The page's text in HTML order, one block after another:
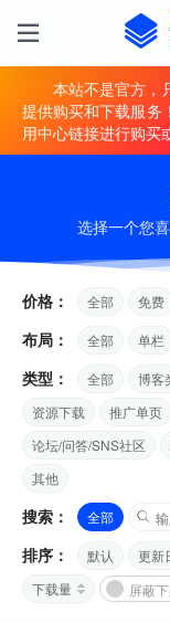
本站不是官方，
提供购买和下载服务
用中心链接进行购买
选择一个您
价格： 全部 免费
布局： 全部 单栏
类型： 全部 博客
资源下载
推广单页
论坛/问答/SNS社区
其他
搜索： 全部
排序： 默认 更新
下载量
屏蔽